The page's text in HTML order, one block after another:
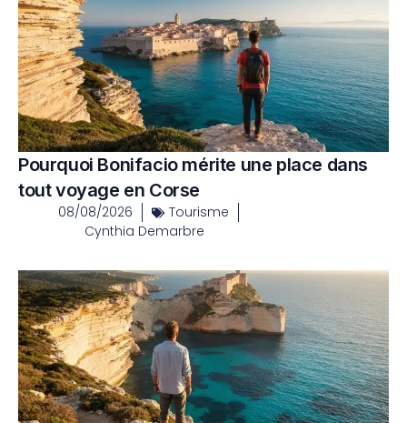
Pourquoi Bonifacio mérite une place dans
tout voyage en Corse
08/08/2026
Tourisme
Cynthia Demarbre